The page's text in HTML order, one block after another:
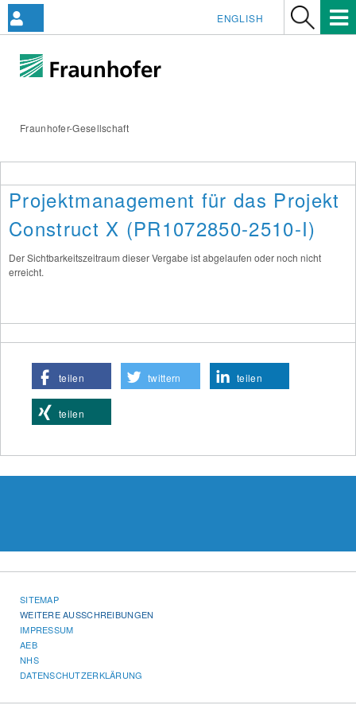
Fraunhofer-Gesellschaft
ENGLISH
Projektmanagement für das Projekt
Construct X (PR1072850-2510-I)
Der Sichtbarkeitszeitraum dieser Vergabe ist abgelaufen oder noch nicht
erreicht.
teilen twittern teilen
teilen
SITEMAP
WEITERE AUSSCHREIBUNGEN
IMPRESSUM
AEB
NHS
DATENSCHUTZERKLÄRUNG